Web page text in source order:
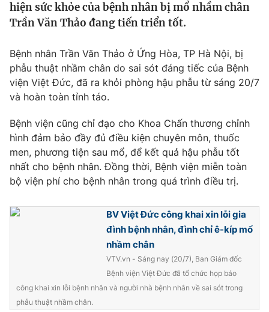
Thế giới
Thế giới đó đây
Câu chuyện quốc tế
Kinh tế
Tài chính
Thị trường
Góc doanh nghiệp
Dữ liệu và đời sống
Truyền hình
Phim VTV
Hậu trường
Nhân vật
Khán giả
Giải trí
Điện ảnh
Đời sống
Du lịch
Chất lượng cuộc sống
Hitech Công nghệ tương lai
Sản phẩm
Giao lưu trực tuyến
hiện sức khỏe của bệnh nhân bị mổ nhầm chân
Trần Văn Thảo đang tiến triển tốt.
Bệnh nhân Trần Văn Thảo ở Ứng Hòa, TP Hà Nội, bị
phẫu thuật nhầm chân do sai sót đáng tiếc của Bệnh
viện Việt Đức, đã ra khỏi phòng hậu phẫu từ sáng 20/7
và hoàn toàn tỉnh táo.
Bệnh viện cũng chỉ đạo cho Khoa Chấn thương chỉnh
hình đảm bảo đầy đủ điều kiện chuyên môn, thuốc
men, phương tiện sau mổ, để kết quả hậu phẫu tốt
nhất cho bệnh nhân. Đồng thời, Bệnh viện miễn toàn
bộ viện phí cho bệnh nhân trong quá trình điều trị.
BV Việt Đức công khai xin lỗi gia
đình bệnh nhân, đình chỉ ê-kíp mổ
nhầm chân
VTV.vn - Sáng nay (20/7), Ban Giám đốc
Bệnh viện Việt Đức đã tổ chức họp báo
công khai xin lỗi bệnh nhân và người nhà bệnh nhân về sai sót trong
phẫu thuật nhầm chân.